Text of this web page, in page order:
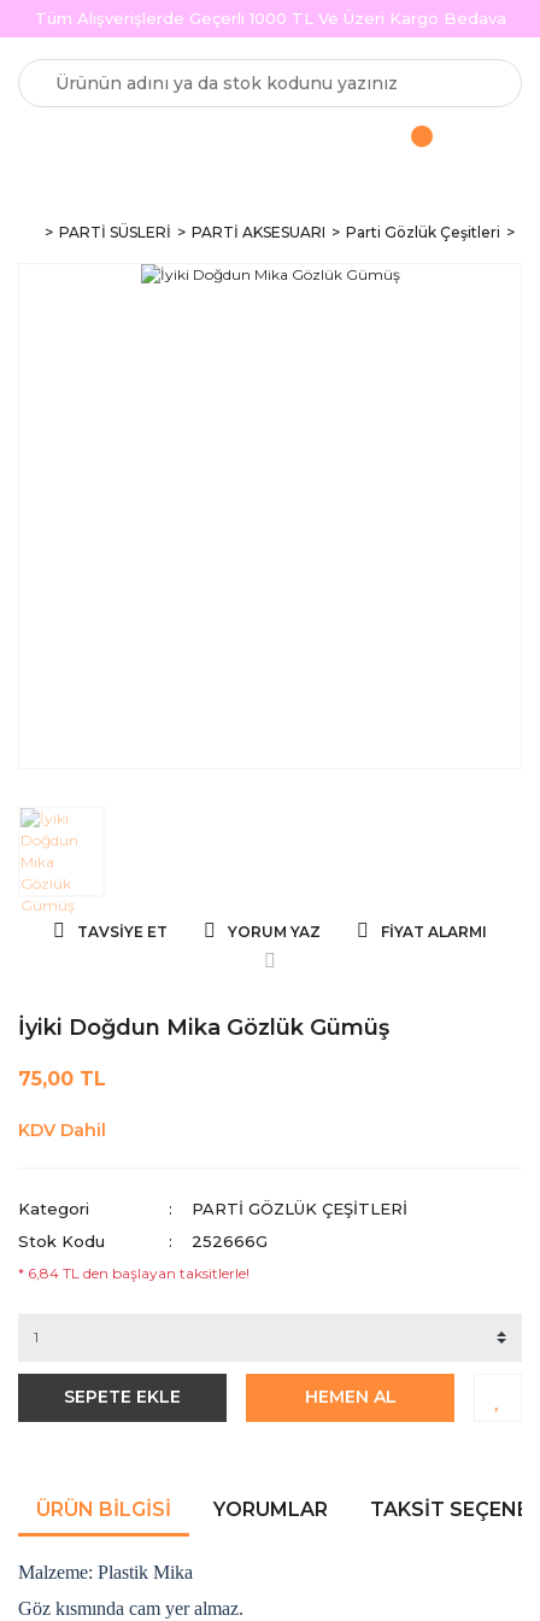
Tüm Alışverişlerde Geçerli 1000 TL Ve Üzeri Kargo Bedava
PARTİ SÜSLERİ PARTİ AKSESUARI Parti Gözlük Çeşitleri
TAVSIYE ET YORUM YAZ FIYAT ALARMI
İyiki Doğdun Mika Gözlük Gümüş
75,00 TL
KDV Dahil
Kategori
PARTI GÖZLÜK ÇEŞITLERI
Stok Kodu
252666G
* 6,84 TL den başlayan taksitlerle!
SEPETE EKLE HEMEN AL
ÜRÜN BILGISI YORUMLAR TAKSIT
Malzeme: Plastik Mika
Göz kısmında cam yer almaz.